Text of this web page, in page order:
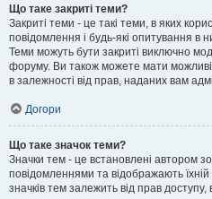
Що таке закриті теми?
Закриті теми - це такі теми, в яких
повідомлення і будь-які опитування в
Теми можуть бути закриті виключно
форуму. Ви також можете мати
в залежності від прав, наданих вам
Догори
Що таке значок теми?
Значки тем - це встановлені автором
повідомленнями та відображають
значків тем залежить від прав